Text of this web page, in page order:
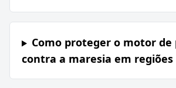
Como proteger o motor de
contra a maresia em